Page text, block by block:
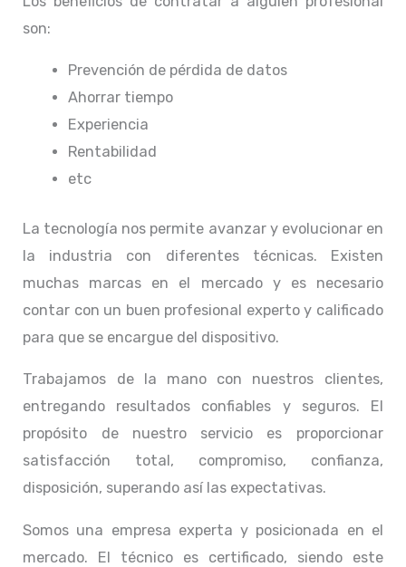
son:
Prevención de pérdida de datos
Ahorrar tiempo
Experiencia
Rentabilidad
etc
La tecnología nos permite avanzar y evolucionar en
la industria con diferentes técnicas. Existen
muchas marcas en el mercado y es necesario
contar con un buen profesional experto y calificado
para que se encargue del dispositivo.
Trabajamos de la mano con nuestros clientes,
entregando resultados confiables y seguros. El
propósito de nuestro servicio es proporcionar
satisfacción total, compromiso, confianza,
disposición, superando así las expectativas.
Somos una empresa experta y posicionada en el
mercado. El técnico es certificado, siendo este